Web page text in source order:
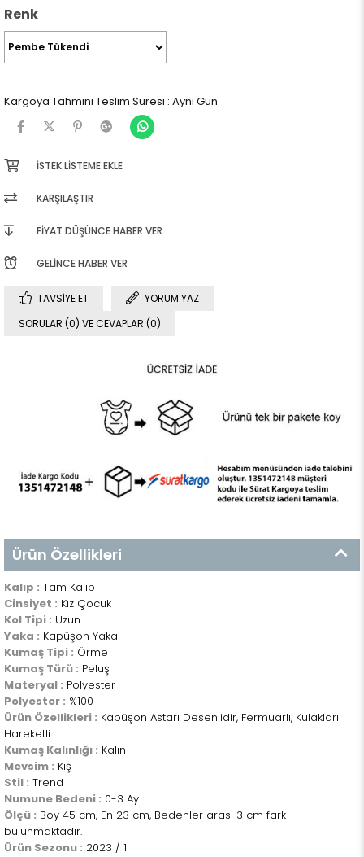
Renk
Kargoya Tahmini Teslim Süresi : Aynı Gün
İSTEK LISTEME EKLE
KARŞILAŞTIR
FIYAT DÜŞÜNCE HABER VER
GELINCE HABER VER
TAVSIYE ET
YORUM YAZ
SORULAR (0) VE CEVAPLAR (0)
Ürün Özellikleri
Kalıp : Tam Kalıp
Cinsiyet : Kız Çocuk
Kol Tipi : Uzun
Yaka : Kapüşon Yaka
Kumaş Tipi : Örme
Kumaş Türü : Peluş
Materyal : Polyester
Polyester : %100
Ürün Özellikleri : Kapüşon Astarı Desenlidir, Fermuarlı, Kulakları
Hareketli
Kumaş Kalınlığı : Kalın
Mevsim : Kış
Stil : Trend
Numune Bedeni : 0-3 Ay
Ölçü : Boy 45 cm, En 23 cm, Bedenler arası 3 cm fark
bulunmaktadır.
Ürün Sezonu : 2023 / 1